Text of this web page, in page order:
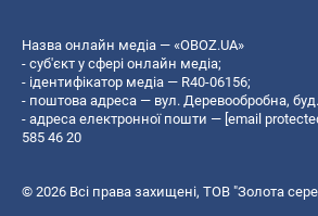
Назва онлайн медіа — «OBOZ.UA»
- суб'єкт у сфері онлайн медіа;
- ідентифікатор медіа — R40-06156;
- поштова адреса — вул. Деревообробна,
- адреса електронної пошти — [email
585 46 20
© 2026 Всі права захищені, ТОВ "Золота